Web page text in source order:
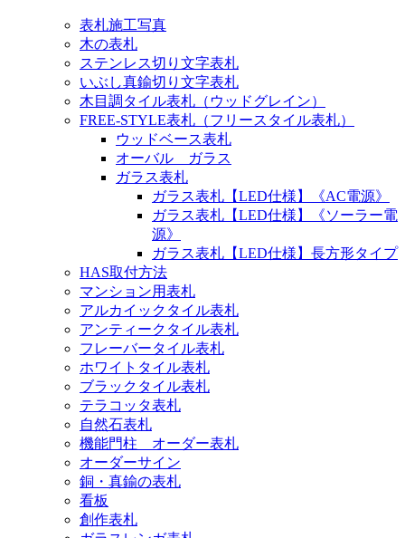
表札施工写真
木の表札
ステンレス切り文字表札
いぶし真鍮切り文字表札
木目調タイル表札（ウッドグレイン）
FREE-STYLE表札（フリースタイル表札）
ウッドベース表札
オーバル ガラス
ガラス表札
ガラス表札【LED仕様】《AC電源》
ガラス表札【LED仕様】《ソーラー電
源》
ガラス表札【LED仕様】長方形タイプ
HAS取付方法
マンション用表札
アルカイックタイル表札
アンティークタイル表札
フレーバータイル表札
ホワイトタイル表札
ブラックタイル表札
テラコッタ表札
自然石表札
機能門柱 オーダー表札
オーダーサイン
銅・真鍮の表札
看板
創作表札